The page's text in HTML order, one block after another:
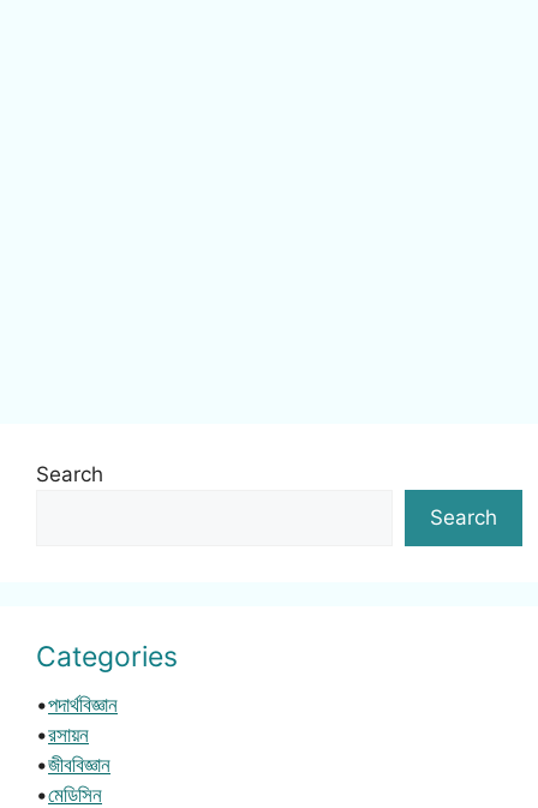
Search
Search
Categories
•পদার্থবিজ্ঞান
•রসায়ন
•জীববিজ্ঞান
•মেডিসিন